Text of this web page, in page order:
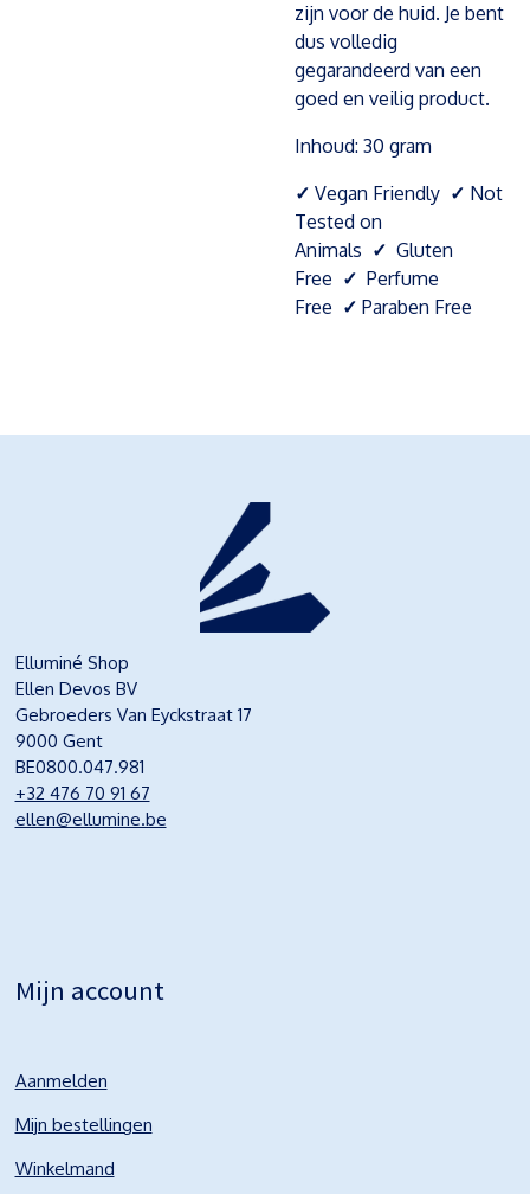
zijn voor de huid. Je bent
dus volledig
gegarandeerd van een
goed en veilig product.
Inhoud: 30 gram
✓ Vegan Friendly ✓ Not
Tested on
Animals ✓ Gluten
Free ✓ Perfume
Free ✓ Paraben Free
Elluminé Shop
Ellen Devos BV
Gebroeders Van Eyckstraat 17
9000 Gent
BE0800.047.981
+32 476 70 91 67
ellen@ellumine.be
Mijn account
Aanmelden
Mijn bestellingen
Winkelmand